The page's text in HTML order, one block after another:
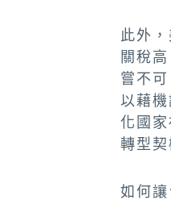
此外
關稅
嘗不
以藉
化國
轉型契
如何